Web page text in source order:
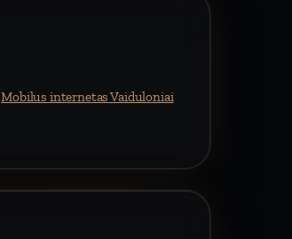
Mobilus internetas Vaiduloniai